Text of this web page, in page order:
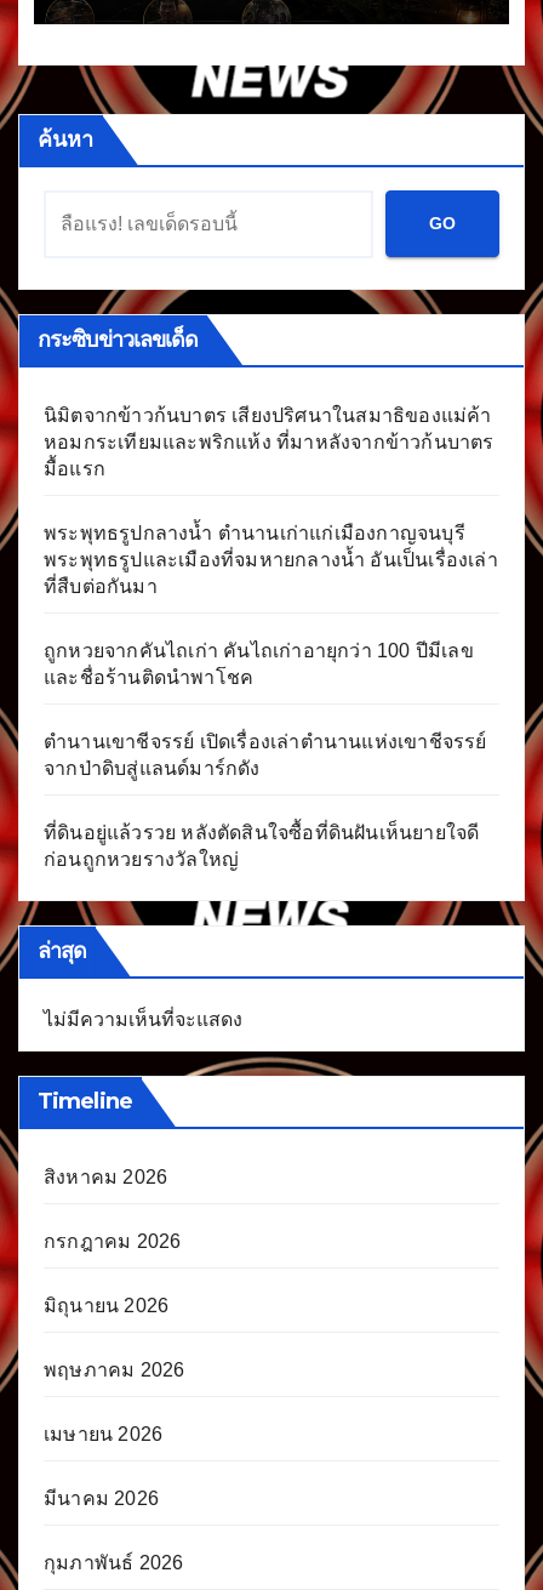
ค้นหา
GO
กระซิบข่าวเลขเด็ด
นิมิตจากข้าวก้นบาตร เสียงปริศนาในสมาธิของแม่ค้า
หอมกระเทียมและพริกแห้ง ที่มาหลังจากข้าวก้นบาตร
มื้อแรก
พระพุทธรูปกลางน้ำ ตำนานเก่าแก่เมืองกาญจนบุรี
พระพุทธรูปและเมืองที่จมหายกลางน้ำ อันเป็นเรื่องเล่า
ที่สืบต่อกันมา
ถูกหวยจากคันไถเก่า คันไถเก่าอายุกว่า 100 ปีมีเลข
และชื่อร้านติดนำพาโชค
ตำนานเขาชีจรรย์ เปิดเรื่องเล่าตำนานแห่งเขาชีจรรย์
จากป่าดิบสู่แลนด์มาร์กดัง
ที่ดินอยู่แล้วรวย หลังตัดสินใจซื้อที่ดินฝันเห็นยายใจดี
ก่อนถูกหวยรางวัลใหญ่
ล่าสุด
ไม่มีความเห็นที่จะแสดง
Timeline
สิงหาคม 2026
กรกฎาคม 2026
มิถุนายน 2026
พฤษภาคม 2026
เมษายน 2026
มีนาคม 2026
กุมภาพันธ์ 2026